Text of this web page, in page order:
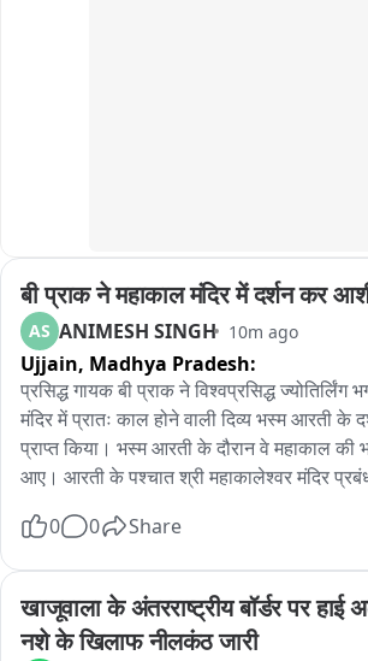
सबसे बड़ी बात 70 हजार 410 करोड़ का GST
बकाया था
65% से भी ज्यादा राशि 5 साल से भी ज्यादा समय
नहीं करती थी
यानी जिन व्यापारियों ने पैसा देना होता था
उनसे GST डिपार्टमेंट सांठगांठ कर के वर्षों तक
बहुत से लोगों का GST रजिस्ट्रेशन भी कैंसिल हो
बी प्राक ने महाकाल मंदिर में दर्शन कर
AS ANIMESH SINGH 10m ago
Ujjain, Madhya Pradesh:
प्रसिद्ध गायक बी प्राक ने विश्वप्रसिद्ध ज्योतिर्लिंग
मंदिर में प्रातः काल होने वाली दिव्य भस्म आरती के
प्राप्त किया। भस्म आरती के दौरान वे महाकाल की
आए। आरती के पश्चात श्री महाकालेश्वर मंदिर
सम्मान किया। इस अवसर पर उन्हें बाबा महाकाल
भस्म आरती के अलौकिक अनुभव की भूरि-भूरि प्रशंसा
0 0 Share
खाजूवाला के अंतरराष्ट्रीय बॉर्डर पर हाई
नशे के खिलाफ नीलकंठ जारी